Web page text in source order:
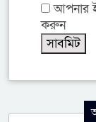
আপনার
করুন